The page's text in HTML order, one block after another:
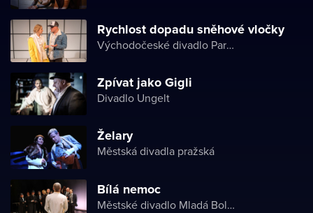
Rychlost dopadu sněhové vločky
Východočeské divadlo Pardubice
Zpívat jako Gigli
Divadlo Ungelt
Želary
Městská divadla pražská
Bílá nemoc
Městské divadlo Mladá Boleslav